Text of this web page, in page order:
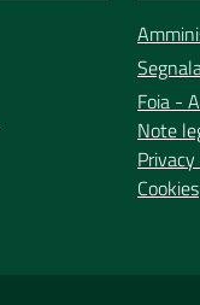
Foia -
Note
Cookies